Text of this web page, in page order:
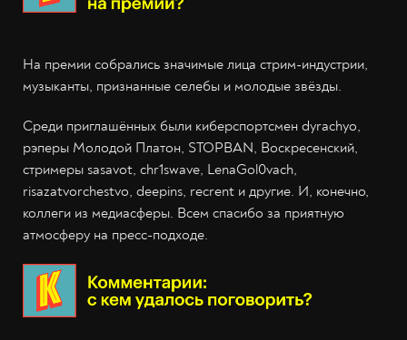
На премии собрались значимые лица стрим-индустрии,
музыканты, признанные селебы и молодые звёзды.
Среди приглашённых были киберспортсмен dyrachyo,
рэперы Молодой Платон, STOPBAN, Воскресенский,
стримеры sasavot, chr1swave, LenaGol0vach,
risazatvorchestvo, deepins, recrent и другие. И, конечно,
коллеги из медиасферы. Всем спасибо за приятную
атмосферу на пресс-подходе.